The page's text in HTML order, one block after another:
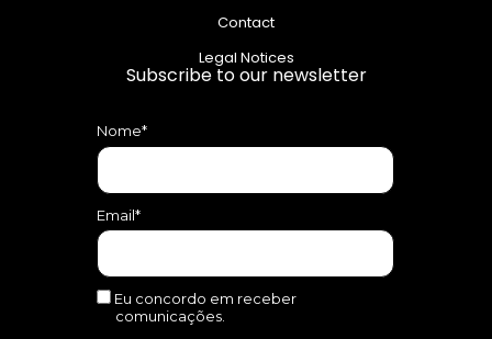
Contact
Legal Notices
Subscribe to our newsletter
Nome*
Email*
Eu concordo em receber
comunicações.